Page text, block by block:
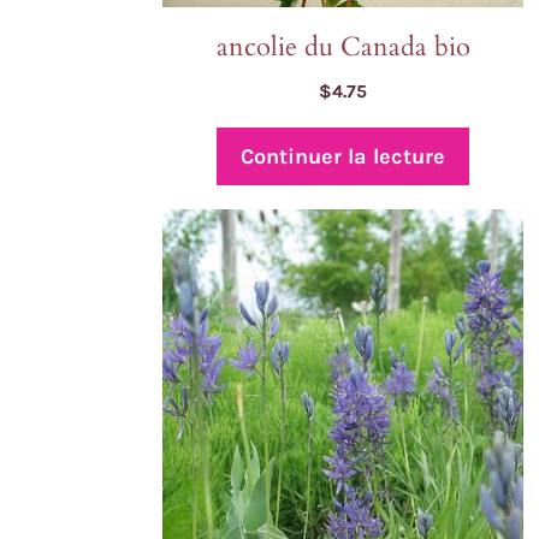
ancolie du Canada bio
$4.75
Continuer la lecture